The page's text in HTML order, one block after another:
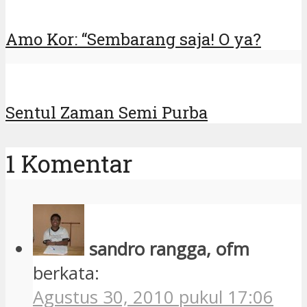
Amo Kor: “Sembarang saja! O ya?
Sentul Zaman Semi Purba
1 Komentar
sandro rangga, ofm
berkata:
Agustus 30, 2010 pukul 17:06